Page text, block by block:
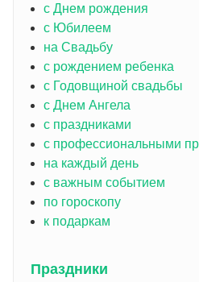
с Днем рождения
с Юбилеем
на Свадьбу
с рождением ребенка
с Годовщиной свадьбы
с Днем Ангела
с праздниками
с профессиональными
на каждый день
с важным событием
по гороскопу
к подаркам
Праздники